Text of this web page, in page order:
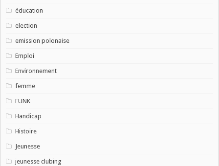
éducation
election
emission polonaise
Emploi
Environnement
femme
FUNK
Handicap
Histoire
Jeunesse
jeunesse clubing